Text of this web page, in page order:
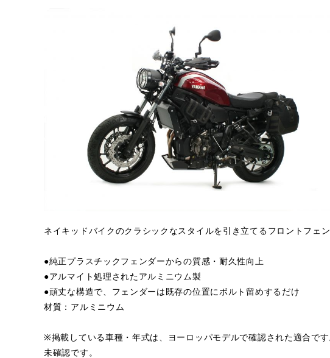
ネイキッドバイクのクラシックなスタイルを引き立てるフロントフェン
●純正プラスチックフェンダーからの質感・耐久性向上
●アルマイト処理されたアルミニウム製
●頑丈な構造で、フェンダーは既存の位置にボルト留めするだけ
材質：アルミニウム
※掲載している車種・年式は、ヨーロッパモデルで確認された適合で
未確認です。